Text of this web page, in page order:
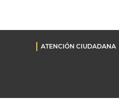
ATENCIÓN CIUDADANA